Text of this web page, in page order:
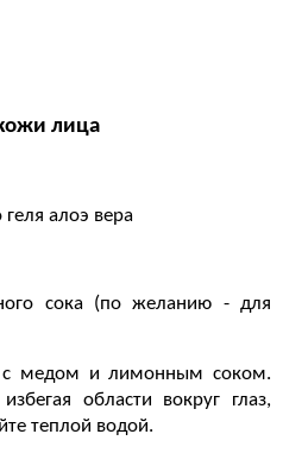
лица
алоэ вера
сока (по желанию - для
с медом и лимонным соком.
области вокруг глаз,
теплой водой.